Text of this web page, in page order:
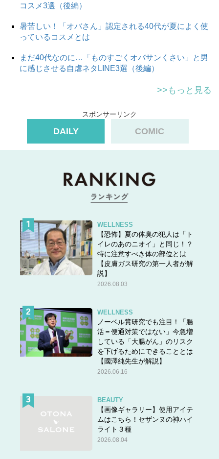
コスメ3選（後編）
暑苦しい！「オバさん」認定される40代が夏によく使
っているコスメとは
まだ40代なのに…「ものすごくオバサンくさい」と男
に感じさせる自虐ネタLINE3選（後編）
>>もっと見る
スポンサーリンク
DAILY COMIC
WELLNESS
【恐怖】夏の体臭の犯人は「ト
イレのあのニオイ」と同じ！？
特に注意すべき体の部位とは
【皮膚ガス研究の第一人者が解
説】
2026.08.03
WELLNESS
ノーベル賞研究でも注目！「腸
活＝便通対策ではない」今急増
している「大腸がん」のリスク
を下げるためにできることとは
【國澤純先生が解説】
2026.06.16
BEAUTY
【画像ギャラリー】使用アイテ
ムはこちら！セザンヌの神ハイ
ライト３種
2026.08.04